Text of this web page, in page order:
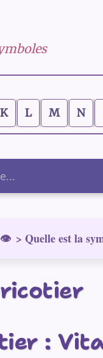
L M N
> Quelle est la
: